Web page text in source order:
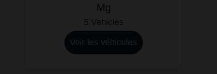
Mg
5 Vehicles
Voir les véhicules